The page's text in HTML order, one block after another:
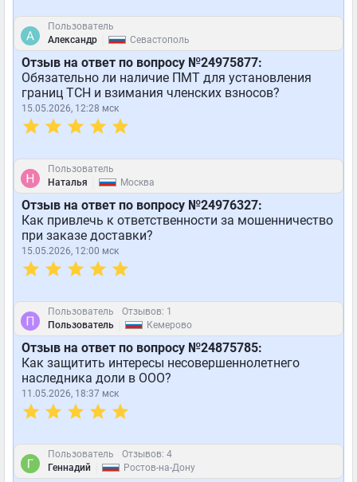
Пользователь
Александр
Севастополь
Отзыв на ответ по вопросу №24975877:
Обязательно ли наличие ПМТ для установления
границ ТСН и взимания членских взносов?
15.05.2026, 12:28 мск
Пользователь
Наталья
Москва
Отзыв на ответ по вопросу №24976327:
Как привлечь к ответственности за мошенничество
при заказе доставки?
15.05.2026, 12:00 мск
Пользователь
Отзывов: 1
Пользователь
Кемерово
Отзыв на ответ по вопросу №24875785:
Как защитить интересы несовершеннолетнего
наследника доли в ООО?
11.05.2026, 18:37 мск
Пользователь
Отзывов: 4
Геннадий
Ростов-на-Дону